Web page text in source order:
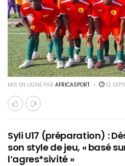
MIS EN LIGNE PAR AFRICASPORT 13
Syli U17 (préparation) :
son style de jeu, « basé
l’agres*sivité »